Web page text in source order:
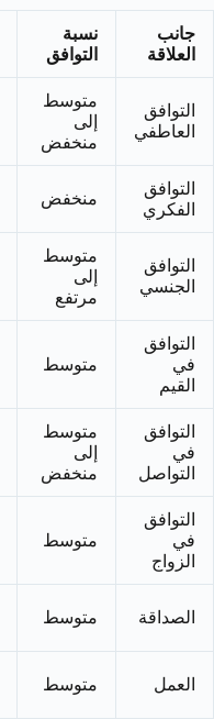
جانب
العلاقة
نسبة
التوافق
التوافق
العاطفي
متوسط
إلى
منخفض
التوافق
الفكري
منخفض
التوافق
الجنسي
متوسط
إلى
مرتفع
التوافق
في
القيم
متوسط
التوافق
في
التواصل
متوسط
إلى
منخفض
التوافق
في
الزواج
متوسط
الصداقة متوسط
العمل متوسط